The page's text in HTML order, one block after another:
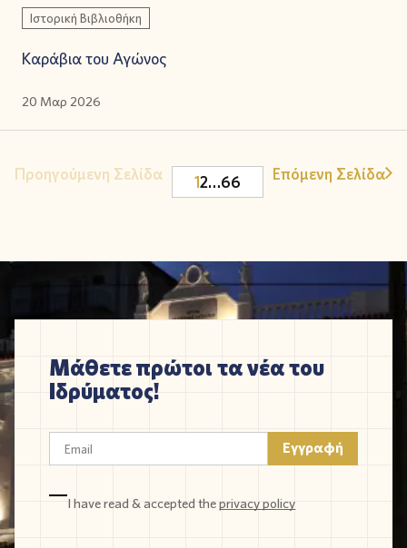
Ιστορική Βιβλιοθήκη
Καράβια του Αγώνος
20 Μαρ 2026
Προηγούμενη Σελίδα 12…66 Επόμενη Σελίδα
Μάθετε πρώτοι τα νέα του
Ιδρύματος!
I have read & accepted theprivacy policy